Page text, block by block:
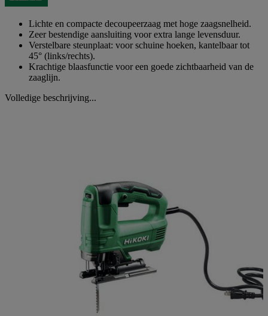
Lichte en compacte decoupeerzaag met hoge zaagsnelheid.
Zeer bestendige aansluiting voor extra lange levensduur.
Verstelbare steunplaat: voor schuine hoeken, kantelbaar tot
45° (links/rechts).
Krachtige blaasfunctie voor een goede zichtbaarheid van de
zaaglijn.
Volledige beschrijving...